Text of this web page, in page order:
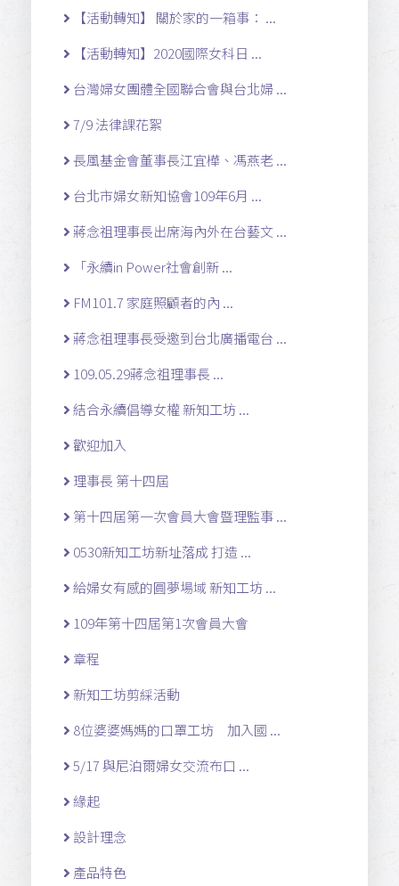
【活動轉知】 關於家的一箱事： ...
【活動轉知】2020國際女科日 ...
台灣婦女團體全國聯合會與台北婦 ...
7/9 法律課花絮
長風基金會董事長江宜樺、馮燕老 ...
台北市婦女新知協會109年6月 ...
蔣念祖理事長出席海內外在台藝文 ...
「永續in Power社會創新 ...
FM101.7 家庭照顧者的內 ...
蔣念祖理事長受邀到台北廣播電台 ...
109.05.29蔣念祖理事長 ...
結合永續倡導女權 新知工坊 ...
歡迎加入
理事長 第十四屆
第十四屆第一次會員大會暨理監事 ...
0530新知工坊新址落成 打造 ...
給婦女有感的圓夢場域 新知工坊 ...
109年第十四屆第1次會員大會
章程
新知工坊剪綵活動
8位婆婆媽媽的口罩工坊 加入國 ...
5/17 與尼泊爾婦女交流布口 ...
緣起
設計理念
產品特色